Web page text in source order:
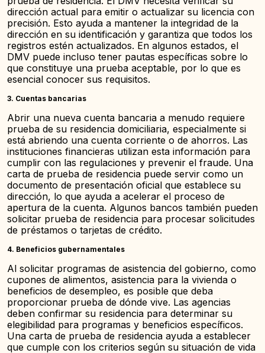
dirección actual para emitir o actualizar su licencia con
precisión. Esto ayuda a mantener la integridad de la
dirección en su identificación y garantiza que todos los
registros estén actualizados. En algunos estados, el
DMV puede incluso tener pautas específicas sobre lo
que constituye una prueba aceptable, por lo que es
esencial conocer sus requisitos.
3. Cuentas bancarias
Abrir una nueva cuenta bancaria a menudo requiere
prueba de su residencia domiciliaria, especialmente si
está abriendo una cuenta corriente o de ahorros. Las
instituciones financieras utilizan esta información para
cumplir con las regulaciones y prevenir el fraude. Una
carta de prueba de residencia puede servir como un
documento de presentación oficial que establece su
dirección, lo que ayuda a acelerar el proceso de
apertura de la cuenta. Algunos bancos también pueden
solicitar prueba de residencia para procesar solicitudes
de préstamos o tarjetas de crédito.
4. Beneficios gubernamentales
Al solicitar programas de asistencia del gobierno, como
cupones de alimentos, asistencia para la vivienda o
beneficios de desempleo, es posible que deba
proporcionar prueba de dónde vive. Las agencias
deben confirmar su residencia para determinar su
elegibilidad para programas y beneficios específicos.
Una carta de prueba de residencia ayuda a establecer
que cumple con los criterios según su situación de vida